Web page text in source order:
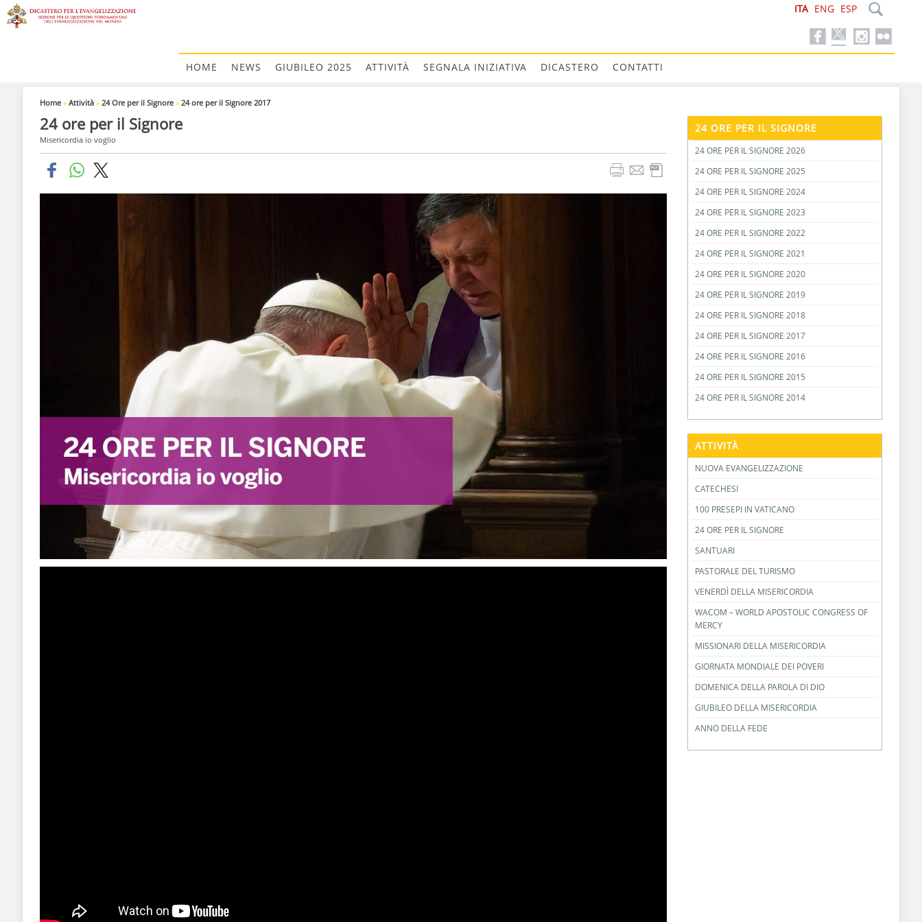
ITA ENG ESP
HOME NEWS GIUBILEO 2025 ATTIVITÀ SEGNALA INIZIATIVA DICASTERO CONTATTI
Home » Attività » 24 Ore per il Signore » 24 ore per il Signore 2017
24 ore per il Signore
Misericordia io voglio
24 ORE PER IL SIGNORE
24 ORE PER IL SIGNORE 2026
24 ORE PER IL SIGNORE 2025
24 ORE PER IL SIGNORE 2024
24 ORE PER IL SIGNORE 2023
24 ORE PER IL SIGNORE 2022
24 ORE PER IL SIGNORE 2021
24 ORE PER IL SIGNORE 2020
24 ORE PER IL SIGNORE 2019
24 ORE PER IL SIGNORE 2018
24 ORE PER IL SIGNORE 2017
24 ORE PER IL SIGNORE 2016
24 ORE PER IL SIGNORE 2015
24 ORE PER IL SIGNORE 2014
ATTIVITÀ
NUOVA EVANGELIZZAZIONE
CATECHESI
100 PRESEPI IN VATICANO
24 ORE PER IL SIGNORE
SANTUARI
PASTORALE DEL TURISMO
VENERDÌ DELLA MISERICORDIA
WACOM – WORLD APOSTOLIC CONGRESS OF
MERCY
MISSIONARI DELLA MISERICORDIA
GIORNATA MONDIALE DEI POVERI
DOMENICA DELLA PAROLA DI DIO
GIUBILEO DELLA MISERICORDIA
ANNO DELLA FEDE